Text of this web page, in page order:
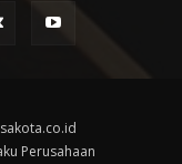
Perusahaan